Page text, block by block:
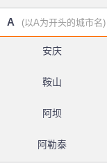
A (以A为开头的城市名)
安庆
鞍山
阿坝
阿勒泰